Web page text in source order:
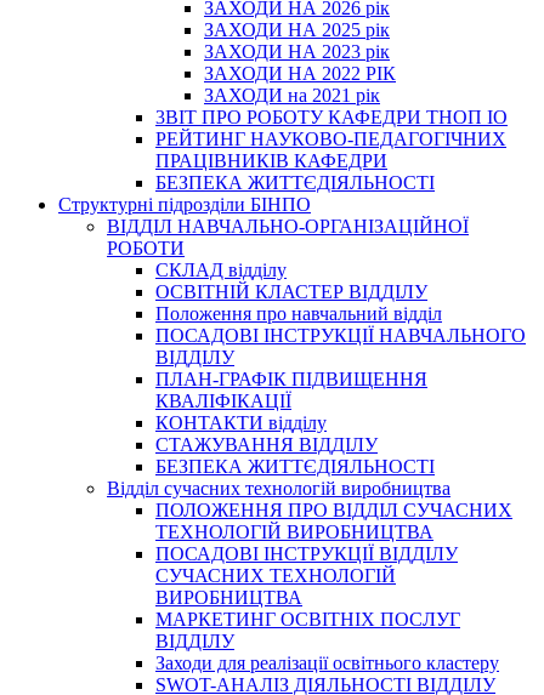
ЗАХОДИ НА 2026 рік
ЗАХОДИ НА 2025 рік
ЗАХОДИ НА 2023 рік
ЗАХОДИ НА 2022 РІК
ЗАХОДИ на 2021 рік
3BIT ПРО РОБОТУ КАФЕДРИ ТНОП ІО
РЕЙТИНГ НАУКОВО-ПЕДАГОГІЧНИХ
ПРАЦІВНИКІВ КАФЕДРИ
БЕЗПЕКА ЖИТТЄДІЯЛЬНОСТІ
Структурні підрозділи БІНПО
ВІДДІЛ НАВЧАЛЬНО-ОРГАНІЗАЦІЙНОЇ
РОБОТИ
СКЛАД відділу
ОСВІТНІЙ КЛАСТЕР ВІДДІЛУ
Положення про навчальний вiддiл
ПОСАДОВІ ІНСТРУКЦІЇ НАВЧАЛЬНОГО
ВІДДІЛУ
ПЛАН-ГРАФІК ПІДВИЩЕННЯ
КВАЛІФІКАЦІЇ
КОНТАКТИ відділу
СТАЖУВАННЯ ВІДДІЛУ
БЕЗПЕКА ЖИТТЄДІЯЛЬНОСТІ
Відділ сучасних технологій виробництва
ПОЛОЖЕННЯ ПРО ВІДДІЛ СУЧАСНИХ
ТЕХНОЛОГІЙ ВИРОБНИЦТВА
ПОСАДОВІ ІНСТРУКЦІЇ ВІДДІЛУ
СУЧАСНИХ ТЕХНОЛОГІЙ
ВИРОБНИЦТВА
МАРКЕТИНГ ОСВІТНІХ ПОСЛУГ
ВІДДІЛУ
Заходи для реалізації освітнього кластеру
SWOT-АНАЛІЗ ДІЯЛЬНОСТІ ВІДДІЛУ